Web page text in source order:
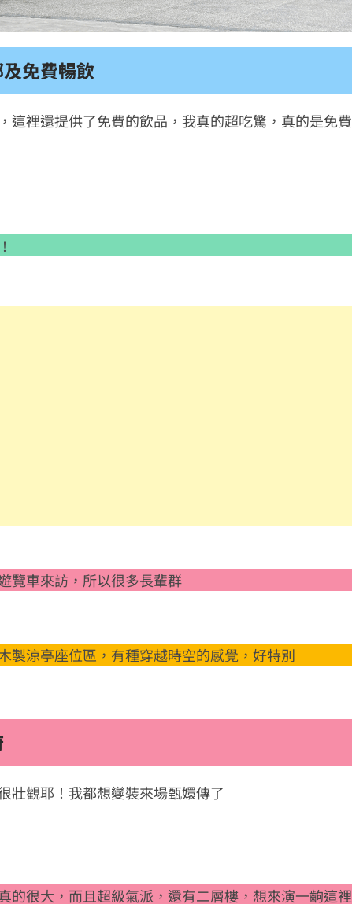
免費暢飲
這裡還提供了免費的飲品，我真的超吃驚，真的是免費
覽車來訪，所以很多長輩群
製涼亭座位區，有種穿越時空的感覺，好特別
壯觀耶！我都想變裝來場甄嬛傳了
的很大，而且超級氣派，還有二層樓，想來演一齣這裡